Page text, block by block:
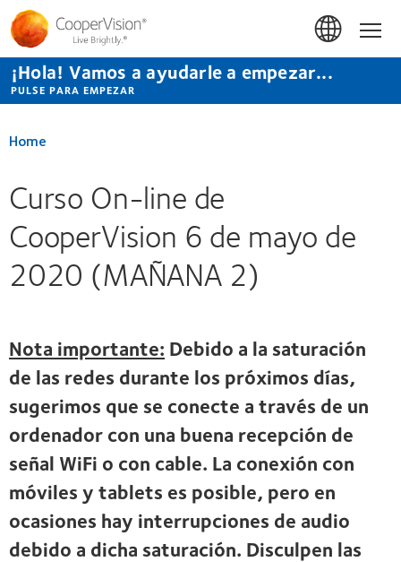
Pasar
contenido
principal
¡Hola! Vamos a ayudarle a empezar...
PULSE PARA EMPEZAR
Home
Curso On-line de
CooperVision 6 de mayo de
2020 (MAÑANA 2)
Nota importante: Debido a la saturación
de las redes durante los próximos días,
sugerimos que se conecte a través de un
ordenador con una buena recepción de
señal WiFi o con cable. La conexión con
móviles y tablets es posible, pero en
ocasiones hay interrupciones de audio
debido a dicha saturación. Disculpen las